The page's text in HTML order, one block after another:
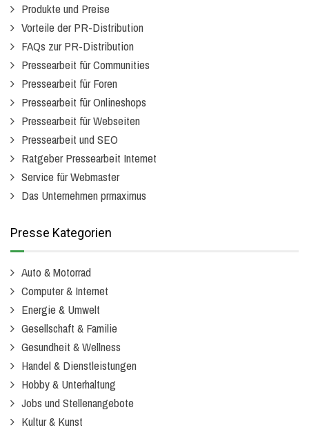
Produkte und Preise
Vorteile der PR-Distribution
FAQs zur PR-Distribution
Pressearbeit für Communities
Pressearbeit für Foren
Pressearbeit für Onlineshops
Pressearbeit für Webseiten
Pressearbeit und SEO
Ratgeber Pressearbeit Internet
Service für Webmaster
Das Unternehmen prmaximus
Presse Kategorien
Auto & Motorrad
Computer & Internet
Energie & Umwelt
Gesellschaft & Familie
Gesundheit & Wellness
Handel & Dienstleistungen
Hobby & Unterhaltung
Jobs und Stellenangebote
Kultur & Kunst